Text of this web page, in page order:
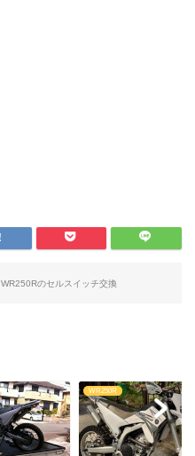
WR250Rのセルスイッチ交換
WR250R